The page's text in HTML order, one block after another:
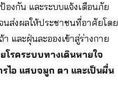
งกัน และระบบแจ้งเตือนภัย
นส่งผลให้ประชาชนที่อาศัยโดย
และฝุ่นละอองเข้าสู่ร่างกาย
โรคระบบทางเดินหายใจ
ไอ แสบจมูก ตา และเป็นผื่น